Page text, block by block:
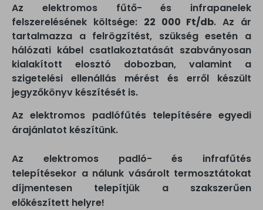
Az elektromos fűtő- és infrapanelek
felszerelésének költsége: 22 000 Ft/db. Az ár
tartalmazza a felrögzítést, szükség esetén a
hálózati kábel csatlakoztatását szabványosan
kialakított elosztó dobozban, valamint a
szigetelési ellenállás mérést és erről készült
jegyzőkönyv készítését is.
Az elektromos padlófűtés telepítésére egyedi
árajánlatot készítünk.
Az elektromos padló- és infrafűtés
telepítésekor a nálunk vásárolt termosztátokat
díjmentesen telepítjük a szakszerűen
előkészített helyre!